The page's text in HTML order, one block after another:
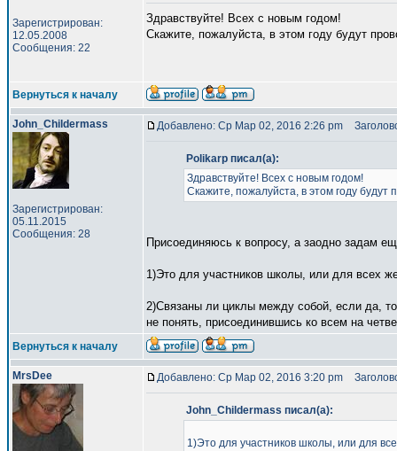
Зарегистрирован:
12.05.2008
Сообщения: 22
Здравствуйте! Всех с новым годом!
Скажите, пожалуйста, в этом году будут
Вернуться к началу
John_Childermass
Зарегистрирован:
05.11.2015
Сообщения: 28
Добавлено: Ср Мар 02, 2016 2:26 pm
Polikarp писал(а):
Здравствуйте! Всех с новым годом!
Скажите, пожалуйста, в этом году
Присоединяюсь к вопросу, а заодно задам
1)Это для участников школы, или для всех
2)Связаны ли циклы между собой, если да, то
не понять, присоединившись ко всем на
Вернуться к началу
MrsDee Добавлено: Ср Мар 02, 2016 3:20 pm
John_Childermass писал(а):
1)Это для участников школы, или для